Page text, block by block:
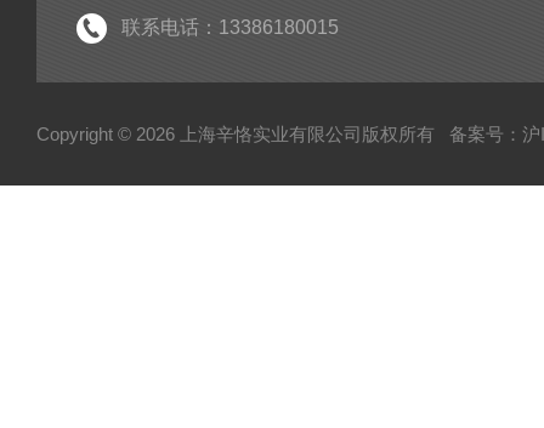
联系电话：13386180015
Copyright © 2026 上海辛恪实业有限公司版权所有 备案号：